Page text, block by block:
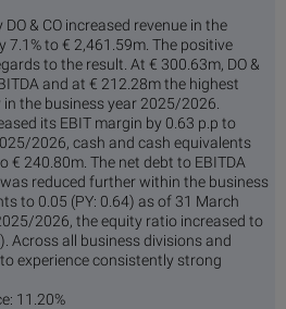
& CO increased revenue in the
to € 2,461.59m. The positive
to the result. At € 300.63m, DO &
and at € 212.28m the highest
the business year 2025/2026.
its EBIT margin by 0.63 p.p to
2026, cash and cash equivalents
€ 240.80m. The net debt to EBITDA
reduced further within the business
to 0.05 (PY: 0.64) as of 31 March
2026, the equity ratio increased to
Across all business divisions and
experience consistently strong
11.20%